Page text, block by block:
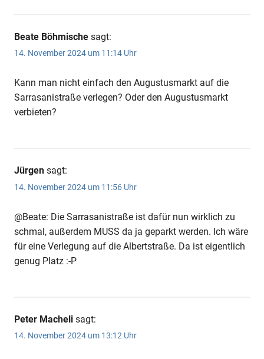
Beate Böhmische sagt:
14. November 2024 um 11:14 Uhr
Kann man nicht einfach den Augustusmarkt auf die
Sarrasanistraße verlegen? Oder den Augustusmarkt
verbieten?
Jürgen sagt:
14. November 2024 um 11:56 Uhr
@Beate: Die Sarrasanistraße ist dafür nun wirklich zu
schmal, außerdem MUSS da ja geparkt werden. Ich wäre
für eine Verlegung auf die Albertstraße. Da ist eigentlich
genug Platz :-P
Peter Macheli sagt:
14. November 2024 um 13:12 Uhr